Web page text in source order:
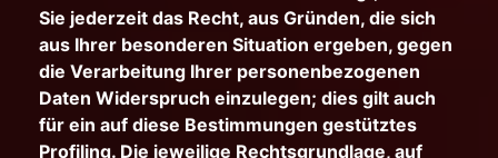
Sie jederzeit das Recht, aus Gründen, die sich
aus Ihrer besonderen Situation ergeben, gegen
die Verarbeitung Ihrer personenbezogenen
Daten Widerspruch einzulegen; dies gilt auch
für ein auf diese Bestimmungen gestütztes
Profiling. Die jeweilige Rechtsgrundlage, auf